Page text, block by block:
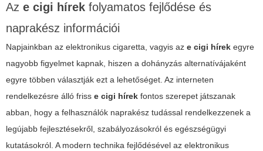
Az e cigi hírek folyamatos fejlődése és
naprakész információi
Napjainkban az elektronikus cigaretta, vagyis az e cigi hírek egyre
nagyobb figyelmet kapnak, hiszen a dohányzás alternatívájaként
egyre többen választják ezt a lehetőséget. Az interneten
rendelkezésre álló friss e cigi hírek fontos szerepet játszanak
abban, hogy a felhasználók naprakész tudással rendelkezzenek a
legújabb fejlesztésekről, szabályozásokról és egészségügyi
kutatásokról. A modern technika fejlődésével az elektronikus